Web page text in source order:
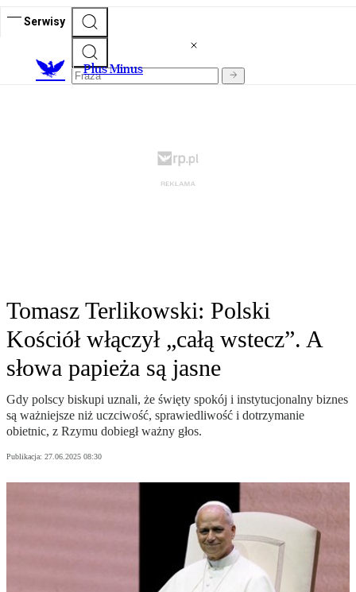
Serwisy
Plus Minus
Tomasz Terlikowski: Polski
Kościół włączył „całą wstecz”. A
słowa papieża są jasne
Gdy polscy biskupi uznali, że święty spokój i instytucjonalny biznes
są ważniejsze niż uczciwość, sprawiedliwość i dotrzymanie
obietnic, z Rzymu dobiegł ważny głos.
Publikacja: 27.06.2025 08:30